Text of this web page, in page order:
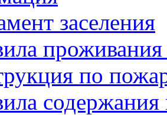
заселения
по